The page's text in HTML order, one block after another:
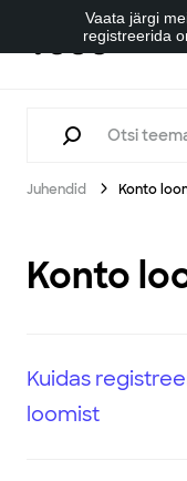
Tugi
Juhendid Konto
Konto
Kuidas
loomist
Vaata järgi
registreerida